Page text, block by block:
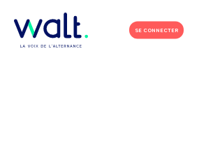
SE CONNECTER
M'écrire